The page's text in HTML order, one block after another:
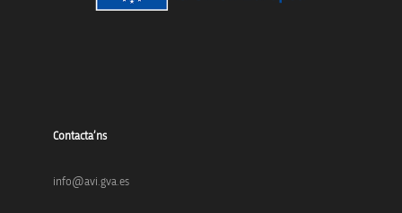
Contacta’ns
info@avi.gva.es